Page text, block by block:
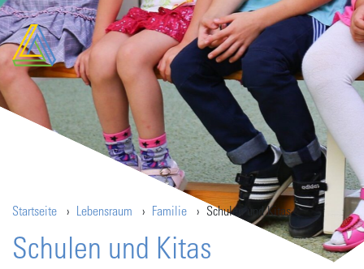
Startseite Lebensraum Familie Schulen und Kitas
Schulen und Kitas